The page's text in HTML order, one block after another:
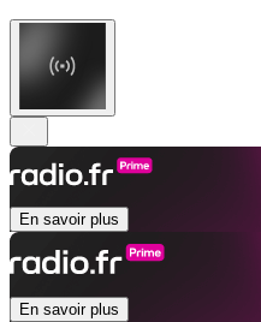
En savoir plus
En savoir plus